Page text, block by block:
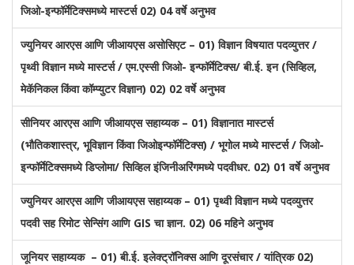
जिओ-इन्फॉर्मेटिक्समध्ये मास्टर्स 02) 04 वर्षे अनुभव
ज्युनियर आरएस आणि जीआयएस असोसिएट – 01) विज्ञान विषयात पदव्युत्तर /
पृथ्वी विज्ञान मध्ये मास्टर्स / एम.एस्सी जिओ- इन्फॉर्मेटिक्स/ बी.ई. इन (सिव्हिल,
मेकॅनिकल किंवा कॉम्प्युटर विज्ञान) 02) 02 वर्षे अनुभव
सीनियर आरएस आणि जीआयएस सहाय्यक – 01) विज्ञानात मास्टर्स
(भौतिकशास्त्र, भूविज्ञान किंवा जिओइन्फॉर्मेटिक्स) / भूगोल मध्ये मास्टर्स / जिओ-
इन्फॉर्मेटिक्समध्ये डिप्लोमा/ सिव्हिल इंजिनीअरिंगमध्ये पदवीधर. 02) 01 वर्षे अनुभव
ज्युनियर आरएस आणि जीआयएस सहाय्यक – 01) पृथ्वी विज्ञान मध्ये पदव्युत्तर
पदवी सह रिमोट सेन्सिंग आणि GIS चा ज्ञान. 02) 06 महिने अनुभव
जूनियर सहाय्यक – 01) बी.ई. इलेक्ट्रॉनिक्स आणि दूरसंचार / यांत्रिक 02)